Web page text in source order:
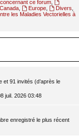
ce forum,
Canada Europe Divers
les Maladies Vectorielles à
et 91 invités (d’après le
juil. 2026 03:48
enregistré le plus récent